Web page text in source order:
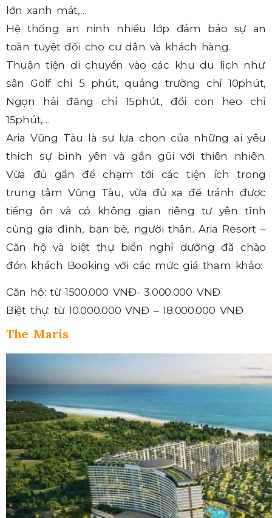
lớn xanh mát,…
Hệ thống an ninh nhiều lớp đảm bảo sự an
toàn tuyệt đối cho cư dân và khách hàng.
Thuận tiện di chuyển vào các khu du lịch như:
sân Golf chỉ 5 phút, quảng trường chỉ 10phút,
Ngọn hải đăng chỉ 15phút, đồi con heo chỉ
15phút,…
Aria Vũng Tàu là sự lựa chọn của những ai yêu
thích sự bình yên và gần gũi với thiên nhiên.
Vừa đủ gần để chạm tới các tiện ích trong
trung tâm Vũng Tàu, vừa đủ xa để tránh được
tiếng ồn và có không gian riêng tư yên tĩnh
cùng gia đình, bạn bè, người thân. Aria Resort –
Căn hộ và biệt thự biển nghỉ dưỡng đã chào
đón khách Booking với các mức giá tham khảo:
Căn hộ: từ 1500.000 VNĐ- 3.000.000 VNĐ
Biệt thự: từ 10.000.000 VNĐ – 18.000.000 VNĐ
The Maris